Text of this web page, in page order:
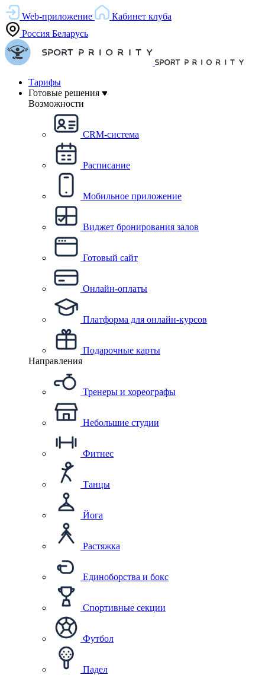
Web-приложение
Кабинет клуба
Россия Беларусь
Тарифы
Готовые решения
Возможности
CRM-система
Расписание
Мобильное приложение
Виджет бронирования залов
Готовый сайт
Онлайн-оплаты
Платформа для онлайн-курсов
Подарочные карты
Направления
Тренеры и хореографы
Небольшие студии
Фитнес
Танцы
Йога
Растяжка
Единоборства и бокс
Спортивные секции
Футбол
Падел